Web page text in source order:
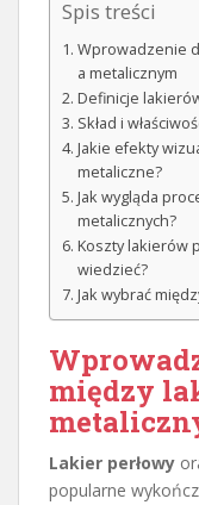
Spis treści
Wprowadzenie
a metalicznym
Definicje
Skład i
Jakie efekty
metaliczne?
Jak wygląda
metalicznych?
Koszty lakierów
wiedzieć?
Jak wybrać
między
Lakier perłowy
popularne